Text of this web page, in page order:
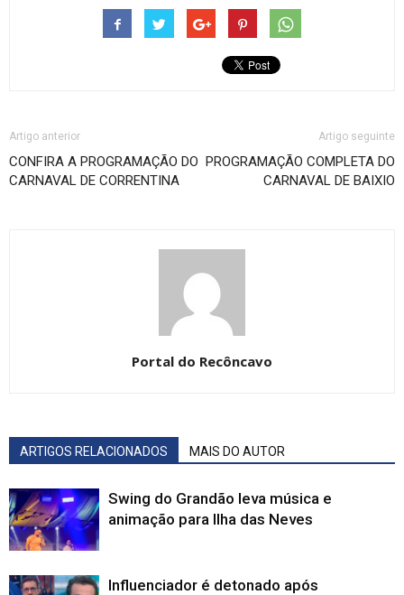
Artigo anterior
CONFIRA A PROGRAMAÇÃO DO
CARNAVAL DE CORRENTINA
Artigo seguinte
PROGRAMAÇÃO COMPLETA DO
CARNAVAL DE BAIXIO
Portal do Recôncavo
ARTIGOS RELACIONADOS MAIS DO AUTOR
Swing do Grandão leva música e
animação para Ilha das Neves
Influenciador é detonado após